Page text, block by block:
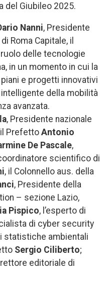
del Giubileo 2025.
Nanni, Presidente
Roma Capitale, il
delle tecnologie
in un momento in cui la
e progetti innovativi
della mobilità
avanzata.
, Presidente nazionale
il Prefetto Antonio
De Pascale,
scientifico di
, il Colonnello aus. della
, Presidente della
– sezione Lazio,
Pispico, l’esperto di
di cyber security
statistiche ambientali
Sergio Ciliberto;
editoriale di